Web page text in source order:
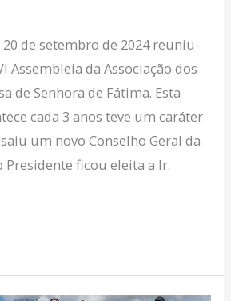
20 de setembro de 2024 reuniu-
Assembleia da Associação dos
de Senhora de Fátima. Esta
cada 3 anos teve um caráter
um novo Conselho Geral da
Presidente ficou eleita a Ir.